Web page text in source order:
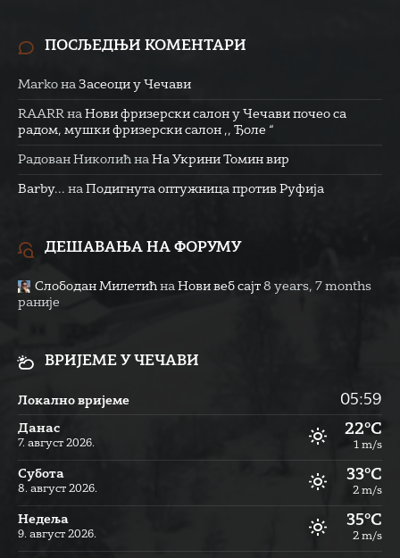
ПОСЉЕДЊИ КОМЕНТАРИ
Marko на Засеоци у Чечави
RAARR на Нови фризерски салон у Чечави почео са
радом, мушки фризерски салон ,, Ђоле “
Радован Николић на На Укрини Томин вир
Barby... на Подигнута оптужница против Руфија
ДЕШАВАЊА НА ФОРУМУ
Слободан Милетић на Нови веб сајт 8 years, 7 months
раније
ВРИЈЕМЕ У ЧЕЧАВИ
Локално вријеме 05:59
Данас
7. август 2026.
22°C
1 m/s
Субота
8. август 2026.
33°C
2 m/s
Недеља
9. август 2026.
35°C
2 m/s